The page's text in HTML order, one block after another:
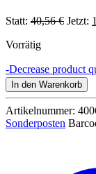
Statt: 40,56€ Jetzt:
Vorrätig
-Decrease product
In den Warenkorb
Artikelnummer:
Sonderposten